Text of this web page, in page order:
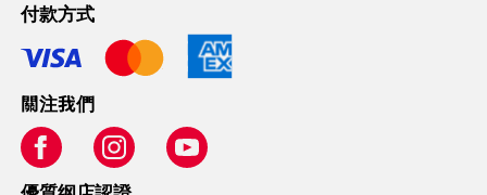
付款方式
關注我們